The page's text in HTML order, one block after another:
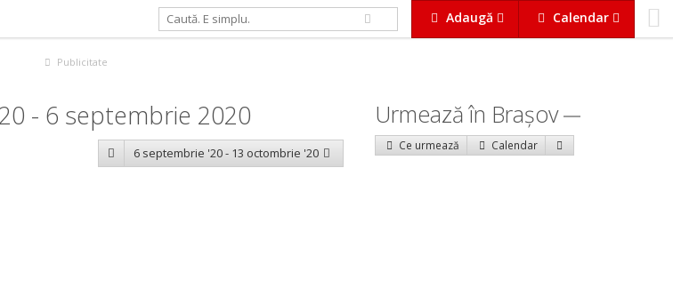
Adaugă Calendar
Publicitate
- 6 septembrie 2020
6 septembrie '20 - 13 octombrie '20
Urmează în Braşov
Ce urmează Calendar